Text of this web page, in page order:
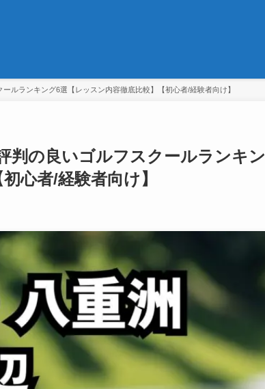
ルランキング6選【レッスン内容徹底比較】【初心者/経験者向け】
判の良いゴルフスクールランキン
心者/経験者向け】